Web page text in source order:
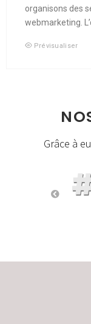
organisons des
webmarketing.
Prévisualiser
Grâce à